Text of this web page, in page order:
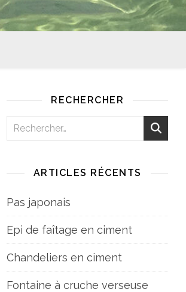
RECHERCHER
ARTICLES RÉCENTS
Pas japonais
Epi de faîtage en ciment
Chandeliers en ciment
Fontaine à cruche verseuse